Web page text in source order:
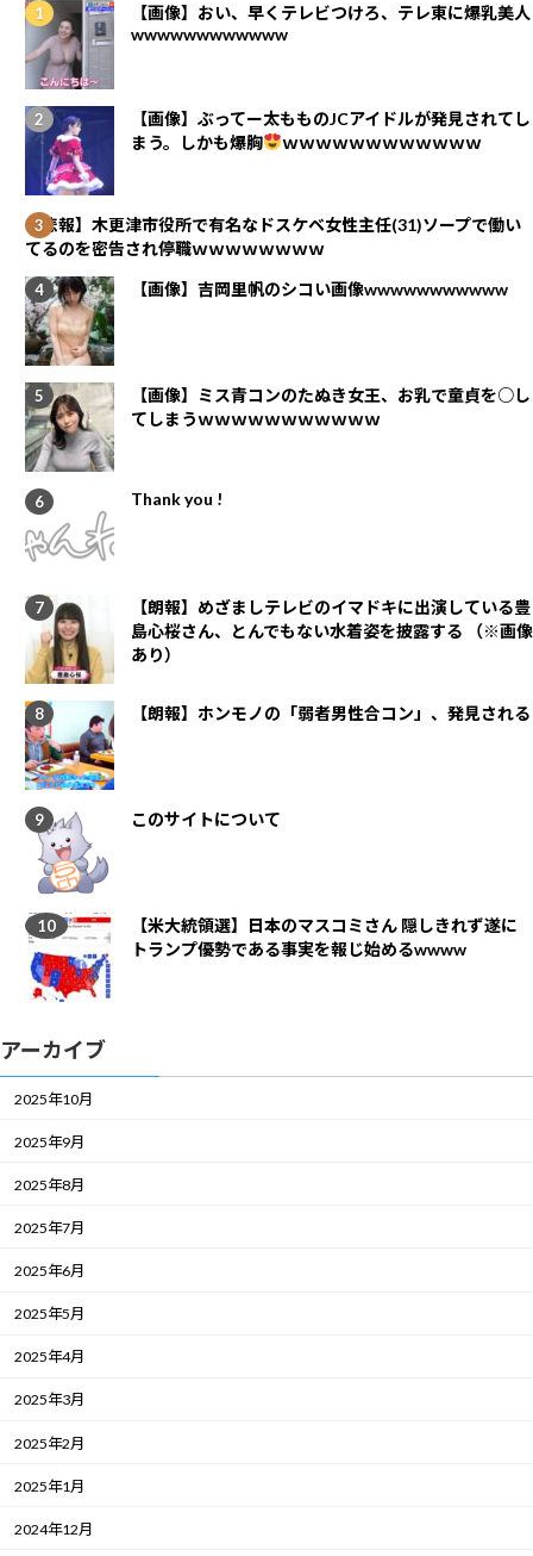
【画像】おい、早くテレビつけろ、テレ東に爆乳美人
wwwwwwwwwwww
【画像】ぶってー太もものJCアイドルが発見されてし
まう。しかも爆胸
ｗｗｗｗｗｗｗｗｗｗｗｗ
【悲報】木更津市役所で有名なドスケベ女性主任(31)ソープで働い
てるのを密告され停職ｗｗｗｗｗｗｗｗ
【画像】吉岡里帆のシコい画像wwwwwwwwwww
【画像】ミス青コンのたぬき女王、お乳で童貞を○し
てしまうｗｗｗｗｗｗｗｗｗｗｗ
Thank you !
【朗報】めざましテレビのイマドキに出演している豊
島心桜さん、とんでもない水着姿を披露する （※画像
あり）
【朗報】ホンモノの「弱者男性合コン」、発見される
このサイトについて
【米大統領選】日本のマスコミさん 隠しきれず遂に
トランプ優勢である事実を報じ始めるwwww
アーカイブ
2025年10月
2025年9月
2025年8月
2025年7月
2025年6月
2025年5月
2025年4月
2025年3月
2025年2月
2025年1月
2024年12月